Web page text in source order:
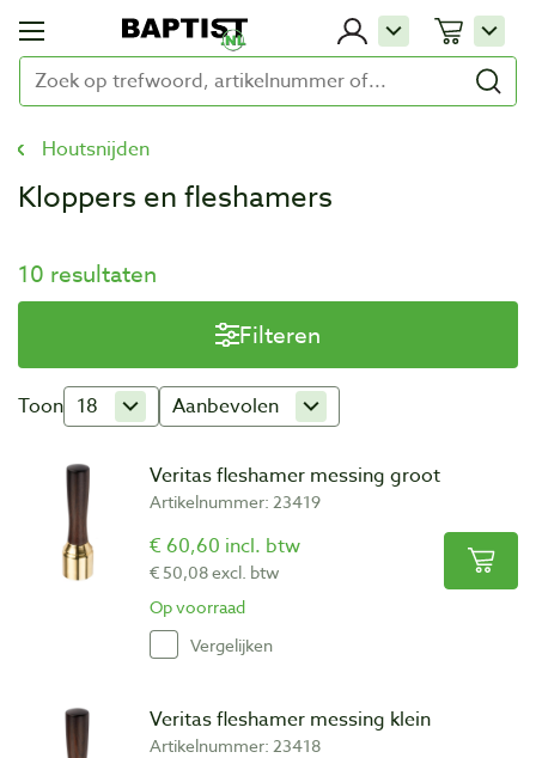
Houtsnijden
Kloppers en fleshamers
10 resultaten
Filteren
Toon 18 Aanbevolen
Veritas fleshamer messing groot
Artikelnummer: 23419
€ 60,60 incl. btw
€ 50,08 excl. btw
Op voorraad
Vergelijken
Veritas fleshamer messing klein
Artikelnummer: 23418